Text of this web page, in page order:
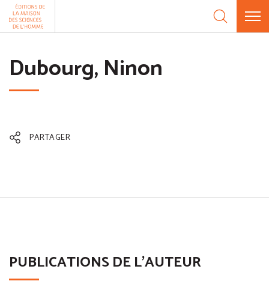
Aller au contenu
Dubourg, Ninon
PARTAGER
PUBLICATIONS DE L'AUTEUR
Panneau de gestion des cookies